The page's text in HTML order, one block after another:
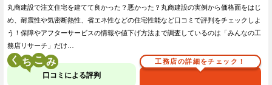
丸商建設で注文住宅を建てて良かった？悪かった？丸商建設の実例から価格面をはじ
め、耐震性や気密断熱性、省エネ性などの住宅性能など口コミで評判をチェックしよ
う！保障やアフターサービスの情報や値下げ方法まで調査しているのは「みんなの工
務店リサーチ」だけ…
く こ
口コミによる評判
工務店の詳細をチェック！